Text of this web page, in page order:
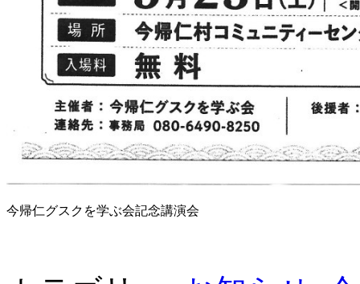
今帰仁グスクを学ぶ会記念講演会